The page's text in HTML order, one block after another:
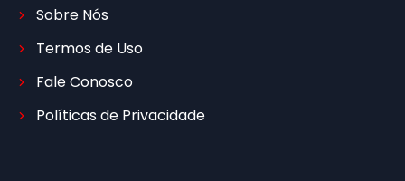
Sobre Nós
Termos de Uso
Fale Conosco
Políticas de Privacidade